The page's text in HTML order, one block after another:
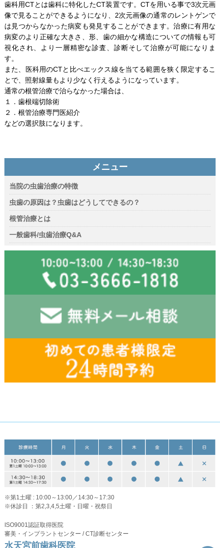
歯科用CTとは歯科に特化したCT装置です。CTを用いる事で3次元画
像で見ることができるようになり、2次元画像の通常のレントゲンで
は見つからなかった病変も発見することができます。治療に有用な
病変のより正確な大きさ、形、歯の細かな構造についての情報も可
視化され、より一層精密な診査、診断そして治療が可能になりま
す。
また、医科用のCTと比べエックス線を当てる範囲を狭く限定するこ
とで、照射線量もより少なく行えるようになっています。
通常の根管治療で治らなかった場合は、
１．歯根端切除術
２．根管治療専門医紹介
などの選択肢になります。
メニュー
当院の虫歯治療の特徴
虫歯の原因は？虫歯はどうしてできるの？
根管治療とは
一般歯科/虫歯治療Q&A
※第1土曜 : 10:00～13:00／14:30～17:30
※休診日 ：第2,3,4,5土曜・日曜・祝祭日
ISO9001認証取得医院
審美・インプラントセンター / CT診断センター
水天宮前歯科医院